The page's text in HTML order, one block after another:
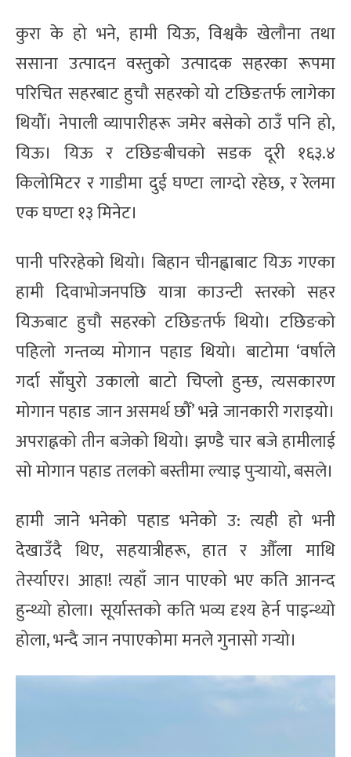
कुरा के हो भने, हामी यिऊ, विश्वकै खेलौना तथा
ससाना उत्पादन वस्तुको उत्पादक सहरका रूपमा
परिचित सहरबाट हुचौ सहरको यो टछिङतर्फ लागेका
थियौँ। नेपाली व्यापारीहरू जमेर बसेको ठाउँ पनि हो,
यिऊ। यिऊ र टछिङबीचको सडक दूरी १६३.४
किलोमिटर र गाडीमा दुई घण्टा लाग्दो रहेछ, र रेलमा
एक घण्टा १३ मिनेट।
पानी परिरहेको थियो। बिहान चीनह्वाबाट यिऊ गएका
हामी दिवाभोजनपछि यात्रा काउन्टी स्तरको सहर
यिऊबाट हुचौ सहरको टछिङतर्फ थियो। टछिङको
पहिलो गन्तव्य मोगान पहाड थियो। बाटोमा ‘वर्षाले
गर्दा साँघुरो उकालो बाटो चिप्लो हुन्छ, त्यसकारण
मोगान पहाड जान असमर्थ छौँ’ भन्ने जानकारी गराइयो।
अपराह्नको तीन बजेको थियो। झण्डै चार बजे हामीलाई
सो मोगान पहाड तलको बस्तीमा ल्याइ पुर्‍यायो, बसले।
हामी जाने भनेको पहाड भनेको उ: त्यही हो भनी
देखाउँदै थिए, सहयात्रीहरू, हात र औँला माथि
तेर्स्याएर। आहा! त्यहाँ जान पाएको भए कति आनन्द
हुन्थ्यो होला। सूर्यास्तको कति भव्य दृश्य हेर्न पाइन्थ्यो
होला, भन्दै जान नपाएकोमा मनले गुनासो गर्‍यो।